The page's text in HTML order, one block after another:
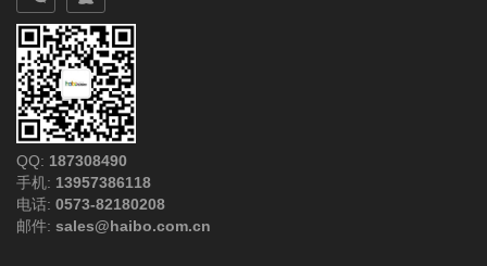
QQ: 187308490
手机: 13957386118
电话: 0573-82180208
邮件: sales@haibo.com.cn